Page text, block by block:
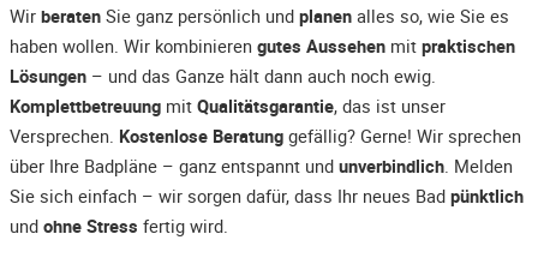
Wir beraten Sie ganz persönlich und planen alles so, wie Sie es
haben wollen. Wir kombinieren gutes Aussehen mit praktischen
Lösungen – und das Ganze hält dann auch noch ewig.
Komplettbetreuung mit Qualitätsgarantie, das ist unser
Versprechen. Kostenlose Beratung gefällig? Gerne! Wir sprechen
über Ihre Badpläne – ganz entspannt und unverbindlich. Melden
Sie sich einfach – wir sorgen dafür, dass Ihr neues Bad pünktlich
und ohne Stress fertig wird.